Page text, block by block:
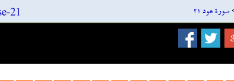
سورة هود ٢١ 21